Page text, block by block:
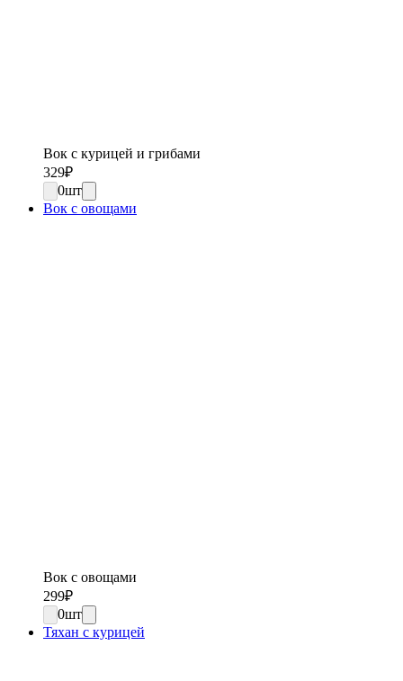
Вок с курицей и грибами
329₽
0шт
Вок с овощами
Вок с овощами
299₽
0шт
Тяхан с курицей